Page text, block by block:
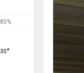
85%
30°